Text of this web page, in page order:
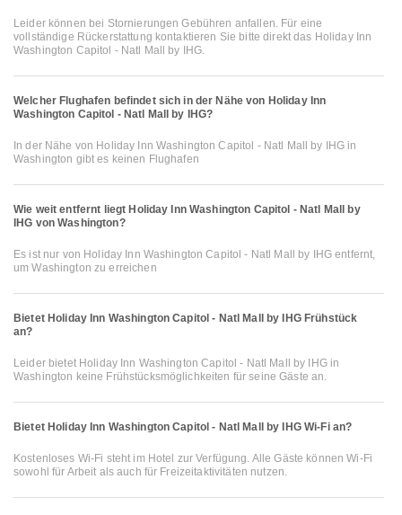
Leider können bei Stornierungen Gebühren anfallen. Für eine
vollständige Rückerstattung kontaktieren Sie bitte direkt das Holiday Inn
Washington Capitol - Natl Mall by IHG.
Welcher Flughafen befindet sich in der Nähe von Holiday Inn
Washington Capitol - Natl Mall by IHG?
In der Nähe von Holiday Inn Washington Capitol - Natl Mall by IHG in
Washington gibt es keinen Flughafen
Wie weit entfernt liegt Holiday Inn Washington Capitol - Natl Mall by
IHG von Washington?
Es ist nur von Holiday Inn Washington Capitol - Natl Mall by IHG entfernt,
um Washington zu erreichen
Bietet Holiday Inn Washington Capitol - Natl Mall by IHG Frühstück
an?
Leider bietet Holiday Inn Washington Capitol - Natl Mall by IHG in
Washington keine Frühstücksmöglichkeiten für seine Gäste an.
Bietet Holiday Inn Washington Capitol - Natl Mall by IHG Wi-Fi an?
Kostenloses Wi-Fi steht im Hotel zur Verfügung. Alle Gäste können Wi-Fi
sowohl für Arbeit als auch für Freizeitaktivitäten nutzen.